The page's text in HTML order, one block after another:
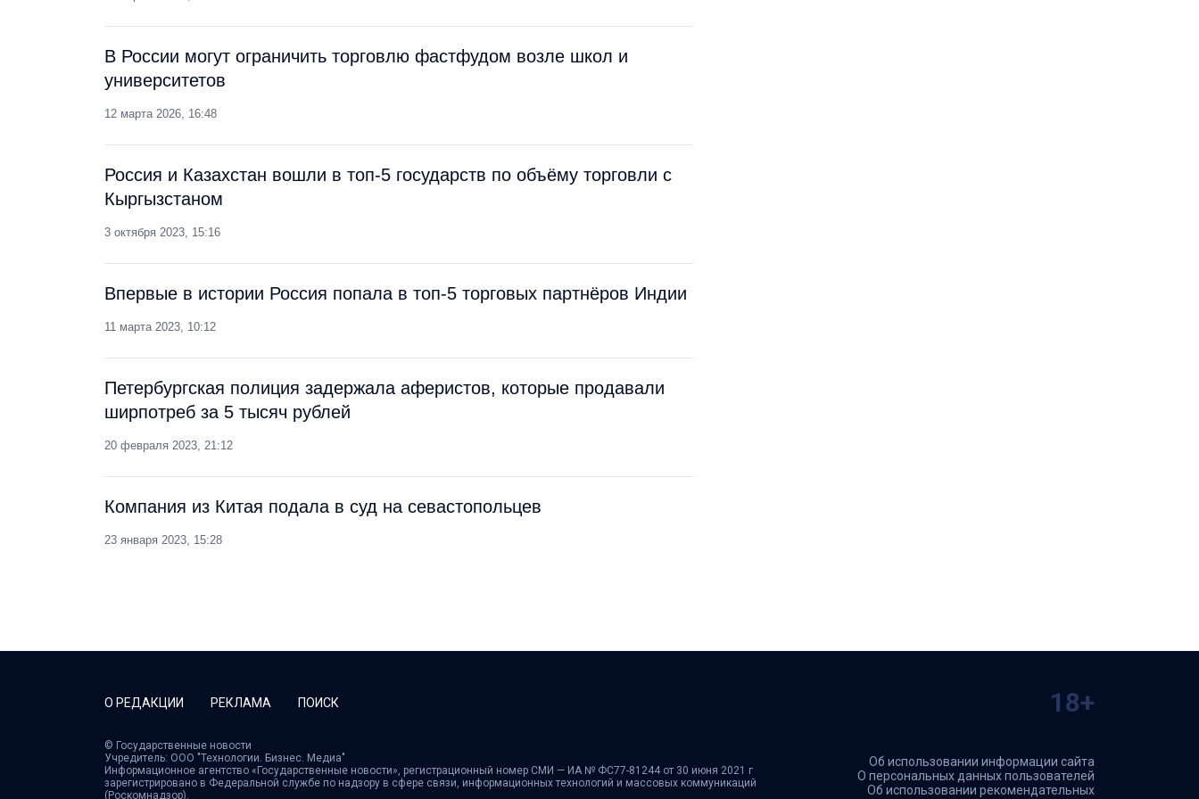
В России могут ограничить торговлю фастфудом возле школ и
университетов
12 марта 2026, 16:48
Россия и Казахстан вошли в топ-5 государств по объёму торговли с
Кыргызстаном
3 октября 2023, 15:16
Впервые в истории Россия попала в топ-5 торговых партнёров Индии
11 марта 2023, 10:12
Петербургская полиция задержала аферистов, которые продавали
ширпотреб за 5 тысяч рублей
20 февраля 2023, 21:12
Компания из Китая подала в суд на севастопольцев
23 января 2023, 15:28
О РЕДАКЦИИ РЕКЛАМА ПОИСК 18+
© Государственные новости
Учредитель: ООО "Технологии. Бизнес. Медиа"
Информационное агентство «Государственные новости», регистрационный номер СМИ — ИА № ФС77-81244 от 30 июня 2021 г
зарегистрировано в Федеральной службе по надзору в сфере связи, информационных технологий и массовых коммуникаций
(Роскомнадзор).
Об использовании информации сайта
О персональных данных пользователей
Об использовании рекомендательных